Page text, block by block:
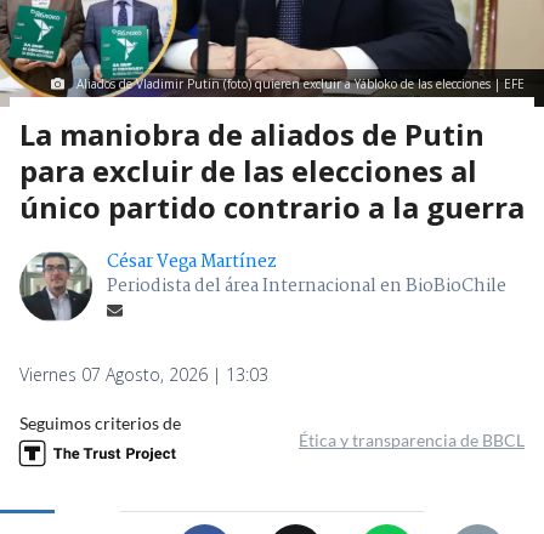
Aliados de Vladimir Putin (foto) quieren excluir a Yábloko de las elecciones | EFE
La maniobra de aliados de Putin
para excluir de las elecciones al
único partido contrario a la guerra
César Vega Martínez
Periodista del área Internacional en BioBioChile
Viernes 07 Agosto, 2026 | 13:03
Seguimos criterios de
Ética y transparencia de BBCL